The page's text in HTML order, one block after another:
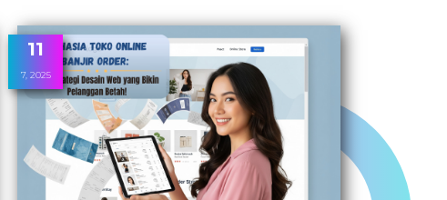
11
7, 2025